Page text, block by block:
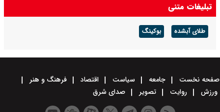
تبلیغات متنی
طلای آبشده بوکینگ
صفحه نخست جامعه سیاست اقتصاد
فرهنگ و هنر
ورزش
روایت تصویر صدای شرق